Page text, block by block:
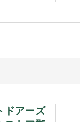
ドアーズ